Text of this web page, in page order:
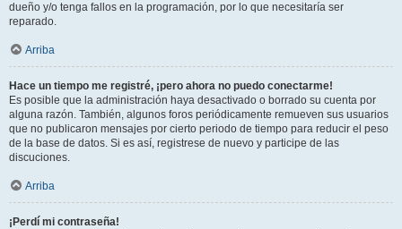
dueño y/o tenga fallos en la programación, por lo que necesitaría ser
reparado.
Arriba
Hace un tiempo me registré, ¡pero ahora no puedo conectarme!
Es posible que la administración haya desactivado o borrado su cuenta por
alguna razón. También, algunos foros periódicamente remueven sus usuarios
que no publicaron mensajes por cierto periodo de tiempo para reducir el peso
de la base de datos. Si es así, registrese de nuevo y participe de las
discuciones.
Arriba
¡Perdí mi contraseña!